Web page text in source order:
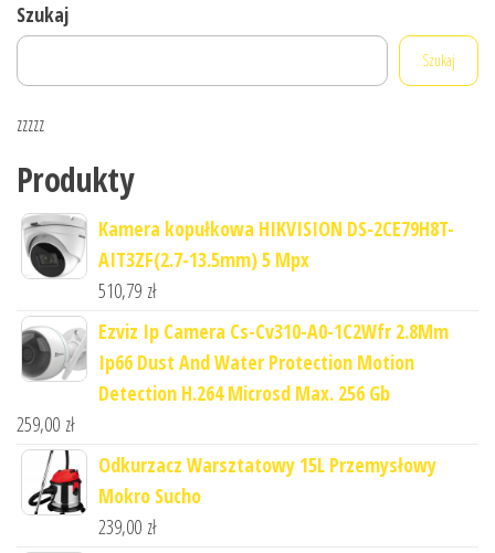
Szukaj
Szukaj
zzzzz
Produkty
Kamera kopułkowa HIKVISION DS-2CE79H8T-
AIT3ZF(2.7-13.5mm) 5 Mpx
510,79 zł
Ezviz Ip Camera Cs-Cv310-A0-1C2Wfr 2.8Mm
Ip66 Dust And Water Protection Motion
Detection H.264 Microsd Max. 256 Gb
259,00 zł
Odkurzacz Warsztatowy 15L Przemysłowy
Mokro Sucho
239,00 zł